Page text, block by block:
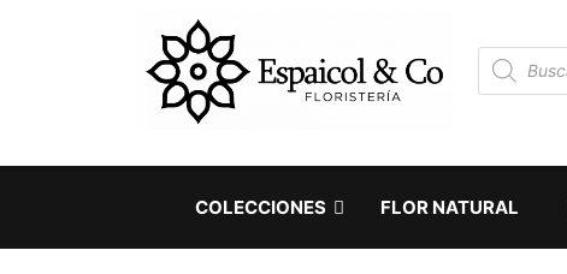
COLECCIONES FLOR NATURAL